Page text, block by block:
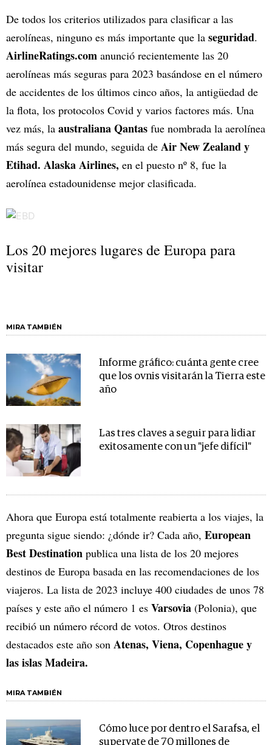
De todos los criterios utilizados para clasificar a las
aerolíneas, ninguno es más importante que la seguridad.
AirlineRatings.com anunció recientemente las 20
aerolíneas más seguras para 2023 basándose en el número
de accidentes de los últimos cinco años, la antigüedad de
la flota, los protocolos Covid y varios factores más. Una
vez más, la australiana Qantas fue nombrada la aerolínea
más segura del mundo, seguida de Air New Zealand y
Etihad. Alaska Airlines, en el puesto nº 8, fue la
aerolínea estadounidense mejor clasificada.
Los 20 mejores lugares de Europa para
visitar
MIRA TAMBIÉN
Informe gráfico: cuánta gente cree
que los ovnis visitarán la Tierra este
año
Las tres claves a seguir para lidiar
exitosamente con un "jefe difícil"
Ahora que Europa está totalmente reabierta a los viajes, la
pregunta sigue siendo: ¿dónde ir? Cada año, European
Best Destination publica una lista de los 20 mejores
destinos de Europa basada en las recomendaciones de los
viajeros. La lista de 2023 incluye 400 ciudades de unos 78
países y este año el número 1 es Varsovia (Polonia), que
recibió un número récord de votos. Otros destinos
destacados este año son Atenas, Viena, Copenhague y
las islas Madeira.
MIRA TAMBIÉN
Cómo luce por dentro el Sarafsa, el
superyate de 70 millones de